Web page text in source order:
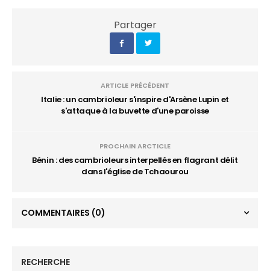
Partager
ARTICLE PRÉCÉDENT
Italie : un cambrioleur s'inspire d'Arsène Lupin et
s'attaque à la buvette d'une paroisse
PROCHAIN ARCTICLE
Bénin : des cambrioleurs interpellés en flagrant délit
dans l'église de Tchaourou
COMMENTAIRES (0)
RECHERCHE